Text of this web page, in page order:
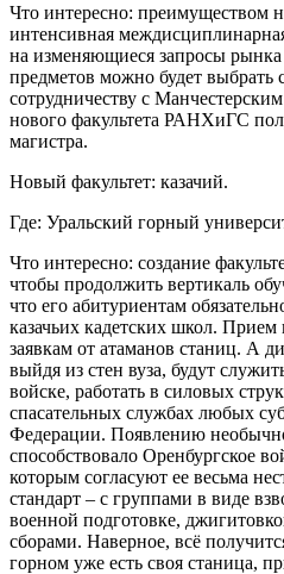
Что интересно: преимуществом
интенсивная
на изменяющиеся запросы
предметов можно будет выбрать
сотрудничеству с
нового факультета РАНХиГС
магистра.
Новый факультет: казачий.
Где: Уральский горный
Что интересно: создание
чтобы продолжить вертикаль
что его абитуриентам
казачьих кадетских школ. Прием
заявкам от атаманов станиц. А
выйдя из стен вуза, будут
войске, работать в силовых
спасательных службах любых
Федерации. Появлению
способствовало Оренбургское
которым согласуют ее весьма
стандарт – с группами в виде
военной подготовке,
сборами. Наверное, всё
горном уже есть своя станица,